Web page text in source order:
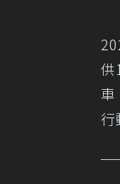
供
車
行